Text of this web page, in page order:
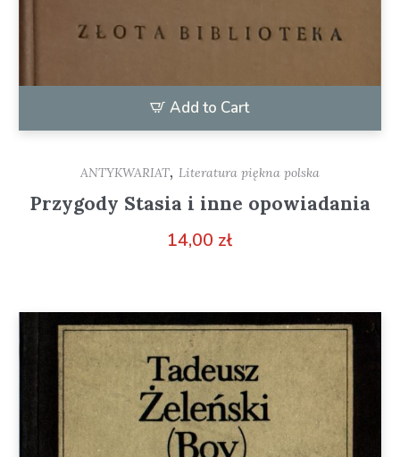
Add to Cart
ANTYKWARIAT, Literatura piękna polska
Przygody Stasia i inne opowiadania
14,00 zł